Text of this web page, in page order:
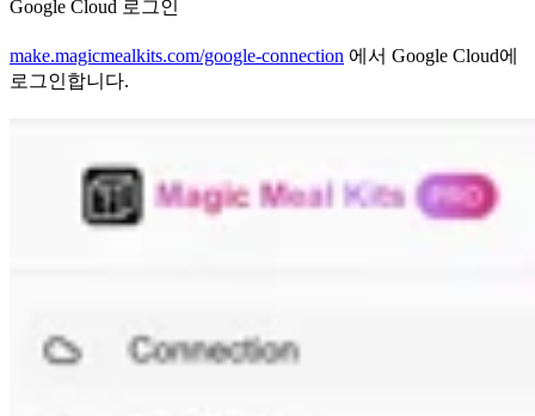
Google Cloud 로그인
make.magicmealkits.com/google-connection 에서 Google Cloud에
로그인합니다.